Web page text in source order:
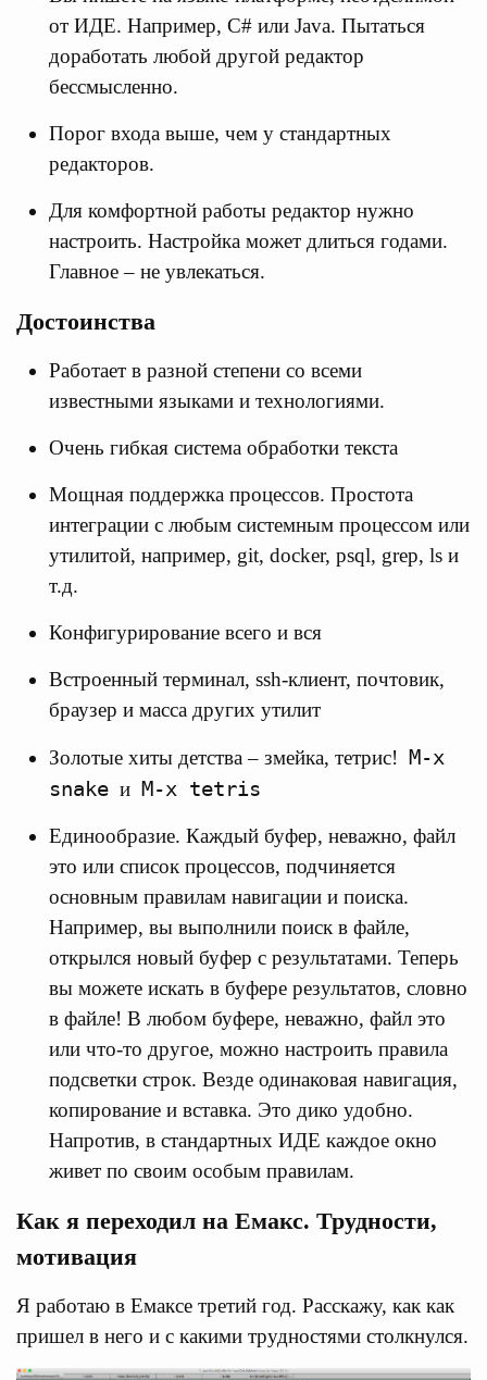
от ИДЕ. Например, C# или Java. Пытаться
доработать любой другой редактор
бессмысленно.
Порог входа выше, чем у стандартных
редакторов.
Для комфортной работы редактор нужно
настроить. Настройка может длиться годами.
Главное – не увлекаться.
Достоинства
Работает в разной степени со всеми
известными языками и технологиями.
Очень гибкая система обработки текста
Мощная поддержка процессов. Простота
интеграции с любым системным процессом или
утилитой, например, git, docker, psql, grep, ls и
т.д.
Конфигурирование всего и вся
Встроенный терминал, ssh-клиент, почтовик,
браузер и масса других утилит
Золотые хиты детства – змейка, тетрис! M-x
snake и M-x tetris
Единообразие. Каждый буфер, неважно, файл
это или список процессов, подчиняется
основным правилам навигации и поиска.
Например, вы выполнили поиск в файле,
открылся новый буфер с результатами. Теперь
вы можете искать в буфере результатов, словно
в файле! В любом буфере, неважно, файл это
или что-то другое, можно настроить правила
подсветки строк. Везде одинаковая навигация,
копирование и вставка. Это дико удобно.
Напротив, в стандартных ИДЕ каждое окно
живет по своим особым правилам.
Как я переходил на Емакс. Трудности,
мотивация
Я работаю в Емаксе третий год. Расскажу, как как
пришел в него и с какими трудностями столкнулся.